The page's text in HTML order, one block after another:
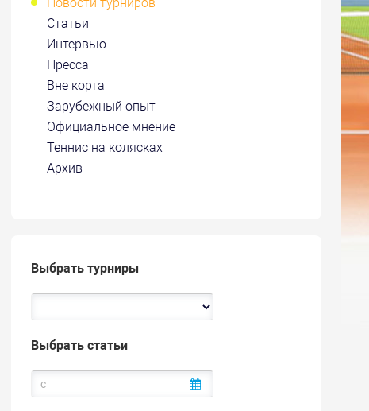
Статьи
Интервью
Пресса
Вне корта
Зарубежный опыт
Официальное мнение
Теннис на колясках
Архив
Выбрать турниры
Выбрать статьи